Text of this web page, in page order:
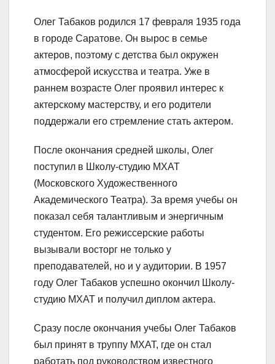
Олег Табаков родился 17 февраля 1935 года
в городе Саратове. Он вырос в семье
актеров, поэтому с детства был окружен
атмосферой искусства и театра. Уже в
раннем возрасте Олег проявил интерес к
актерскому мастерству, и его родители
поддержали его стремление стать актером.
После окончания средней школы, Олег
поступил в Школу-студию МХАТ
(Московского Художественного
Академического Театра). За время учебы он
показал себя талантливым и энергичным
студентом. Его режиссерские работы
вызывали восторг не только у
преподавателей, но и у аудитории. В 1957
году Олег Табаков успешно окончил Школу-
студию МХАТ и получил диплом актера.
Сразу после окончания учебы Олег Табаков
был принят в труппу МХАТ, где он стал
работать под руководством известного